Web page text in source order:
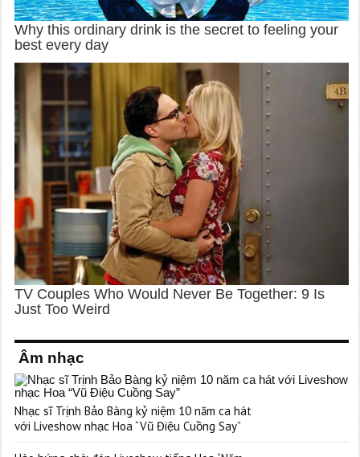
Âm nhạc
Nhạc sĩ Trịnh Bảo Bàng kỷ niệm 10 năm ca hát
với Liveshow nhạc Hoa “Vũ Điệu Cuồng Say”